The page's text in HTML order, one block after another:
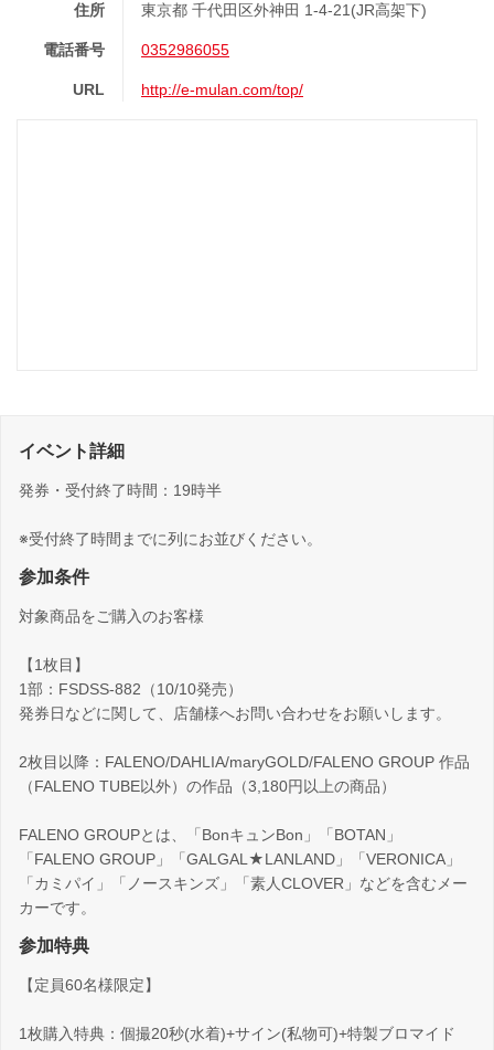
住所 東京都 千代田区外神田 1-4-21(JR高架下)
電話番号 0352986055
URL http://e-mulan.com/top/
イベント詳細
発券・受付終了時間：19時半
※受付終了時間までに列にお並びください。
参加条件
対象商品をご購入のお客様
【1枚目】
1部：FSDSS-882（10/10発売）
発券日などに関して、店舗様へお問い合わせをお願いします。
2枚目以降：FALENO/DAHLIA/maryGOLD/FALENO GROUP 作品
（FALENO TUBE以外）の作品（3,180円以上の商品）
FALENO GROUPとは、「BonキュンBon」「BOTAN」
「FALENO GROUP」「GALGAL★LANLAND」「VERONICA」
「カミパイ」「ノースキンズ」「素人CLOVER」などを含むメー
カーです。
参加特典
【定員60名様限定】
1枚購入特典：個撮20秒(水着)+サイン(私物可)+特製ブロマイド